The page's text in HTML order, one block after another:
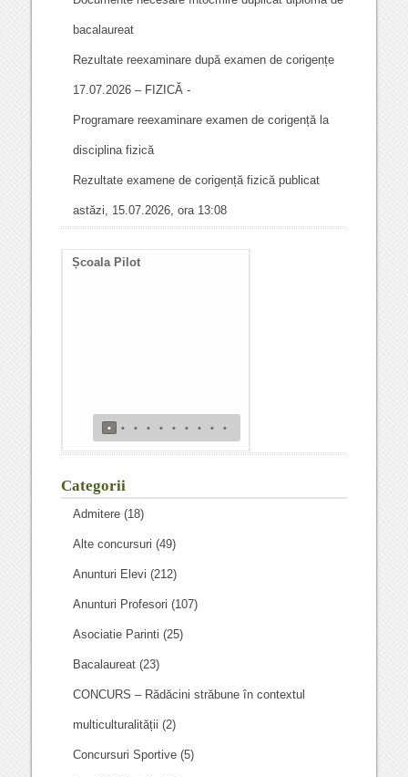
bacalaureat
Rezultate reexaminare după examen de corigențe
17.07.2026 – FIZICĂ -
Programare reexaminare examen de corigență la
disciplina fizică
Rezultate examene de corigență fizică publicat
astăzi, 15.07.2026, ora 13:08
Școala Pilot
• • • • • • • • • •
Categorii
Admitere (18)
Alte concursuri (49)
Anunturi Elevi (212)
Anunturi Profesori (107)
Asociatie Parinti (25)
Bacalaureat (23)
CONCURS – Rădăcini străbune în contextul
multiculturalității (2)
Concursuri Sportive (5)